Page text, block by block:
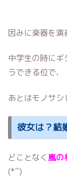
因みに楽器を演
中学生の時に
ラできる位で、
あとはモノサシ
彼女は？結
どことなく 嵐の
(*´`)